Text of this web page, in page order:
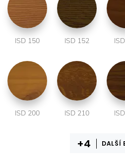
ISD 150 ISD 152
ISD 200 ISD 210
DALŠÍ